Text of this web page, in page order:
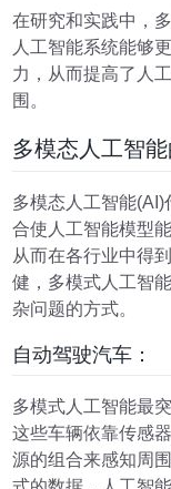
在研究和实践中，
人工智能系统能够
力，从而提高了人
围。
多模态人工智
多模态人工智能
合使人工智能模型
从而在各行业中得
健，多模式人工智
杂问题的方式。
自动驾驶汽车：
多模式人工智能最
这些车辆依靠传感
源的组合来感知周